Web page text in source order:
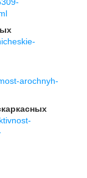
arochnyh-